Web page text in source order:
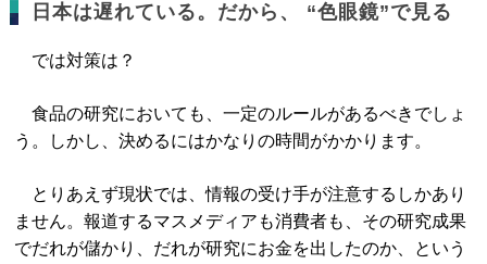
日本は遅れている。だから、 “色眼鏡”で見る
では対策は？
食品の研究においても、一定のルールがあるべきでしょ
う。しかし、決めるにはかなりの時間がかかります。
とりあえず現状では、情報の受け手が注意するしかあり
ません。報道するマスメディアも消費者も、その研究成果
でだれが儲かり、だれが研究にお金を出したのか、という